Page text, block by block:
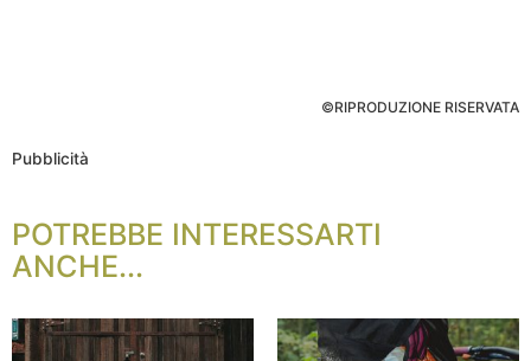
©RIPRODUZIONE RISERVATA
Pubblicità
POTREBBE INTERESSARTI
ANCHE...